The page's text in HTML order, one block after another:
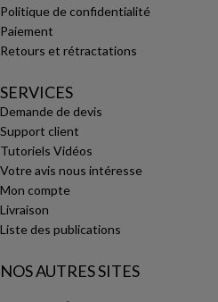
Politique de confidentialité
Paiement
Retours et rétractations
SERVICES
Demande de devis
Support client
Tutoriels Vidéos
Votre avis nous intéresse
Mon compte
Livraison
Liste des publications
NOS AUTRES SITES